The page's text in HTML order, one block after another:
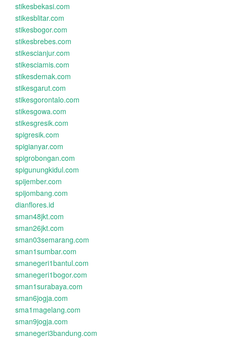
stikesbekasi.com
stikesblitar.com
stikesbogor.com
stikesbrebes.com
stikescianjur.com
stikesciamis.com
stikesdemak.com
stikesgarut.com
stikesgorontalo.com
stikesgowa.com
stikesgresik.com
spigresik.com
spigianyar.com
spigrobongan.com
spigunungkidul.com
spijember.com
spijombang.com
dianflores.id
sman48jkt.com
sman26jkt.com
sman03semarang.com
sman1sumbar.com
smanegeri1bantul.com
smanegeri1bogor.com
sman1surabaya.com
sman6jogja.com
sma1magelang.com
sman9jogja.com
smanegeri3bandung.com